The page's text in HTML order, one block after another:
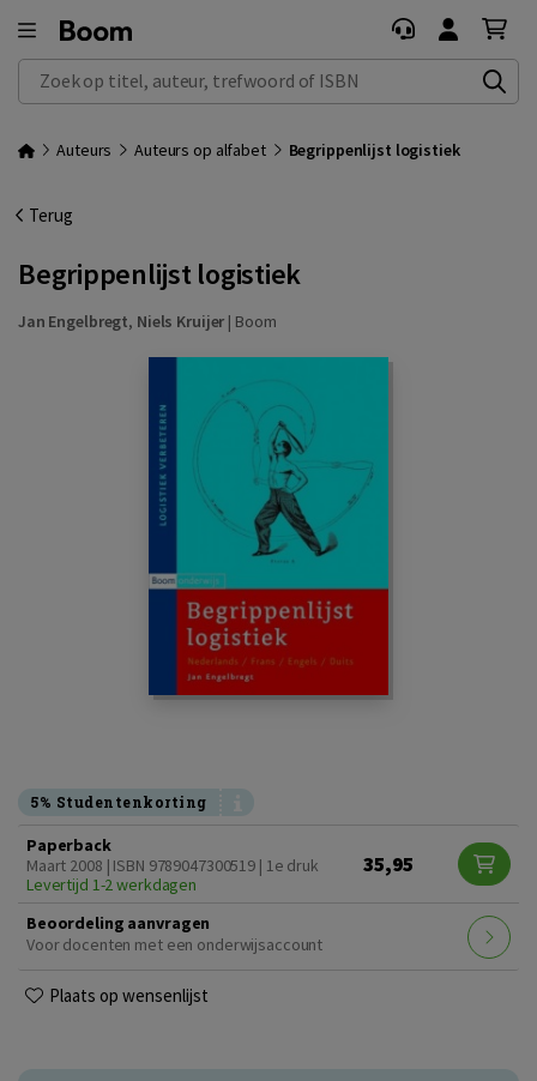
Zoek op titel, auteur, trefwoord of ISBN
Auteurs Auteurs op alfabet Begrippenlijst logistiek
Terug
Begrippenlijst logistiek
Jan Engelbregt, Niels Kruijer | Boom
5% Studentenkorting
Paperback
Maart 2008 | ISBN 9789047300519 | 1e druk
Levertijd 1-2 werkdagen
35,95
Beoordeling aanvragen
Voor docenten met een onderwijsaccount
Plaats op wensenlijst